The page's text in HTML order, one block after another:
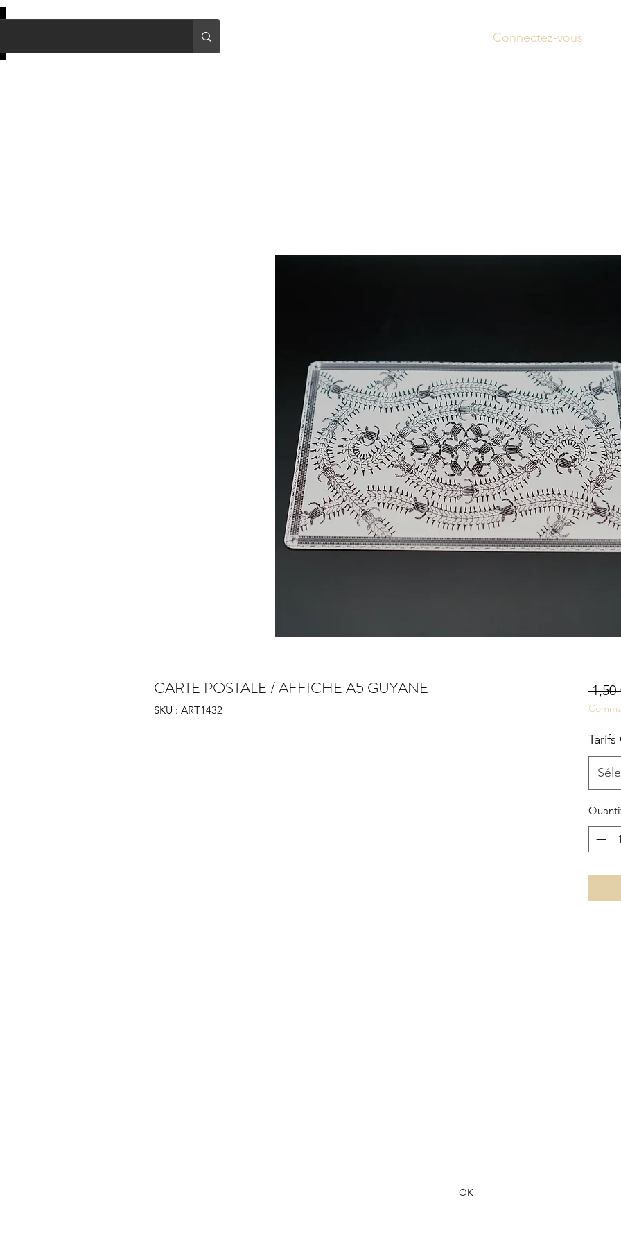
Connectez-vous
CARTE POSTALE / AFFICHE A5 GUYANE
SKU : ART1432
1,50
Tarifs
OK